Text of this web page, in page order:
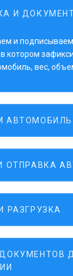
И
и
котором
вес,
АВТОМОБИЛЬ
ОТПРАВКА
РАЗГРУЗКА